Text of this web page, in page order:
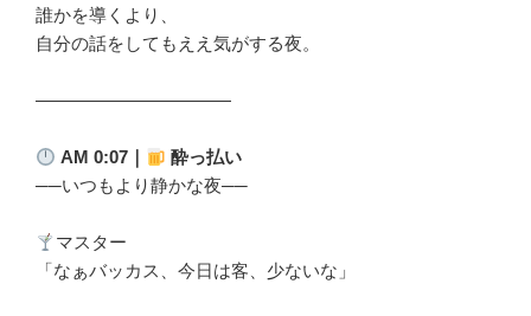
誰かを導くより、
自分の話をしてもええ気がする夜。
―――――――――――
AM 0:07 ｜
酔っ払い
──いつもより静かな夜──
マスター
「なぁバッカス、今日は客、少ないな」